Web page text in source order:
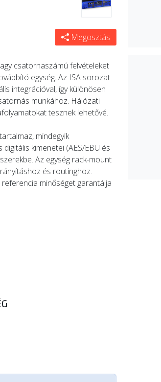
Megosztás
csatornaszámú felvételeket
egység. Az ISA sorozat
integrációval, így különösen
munkához. Hálózati
tesznek lehetővé.
mindegyik
kimenetei (AES/EBU és
Az egység rack-mount
és routinghoz.
minőséget garantálja